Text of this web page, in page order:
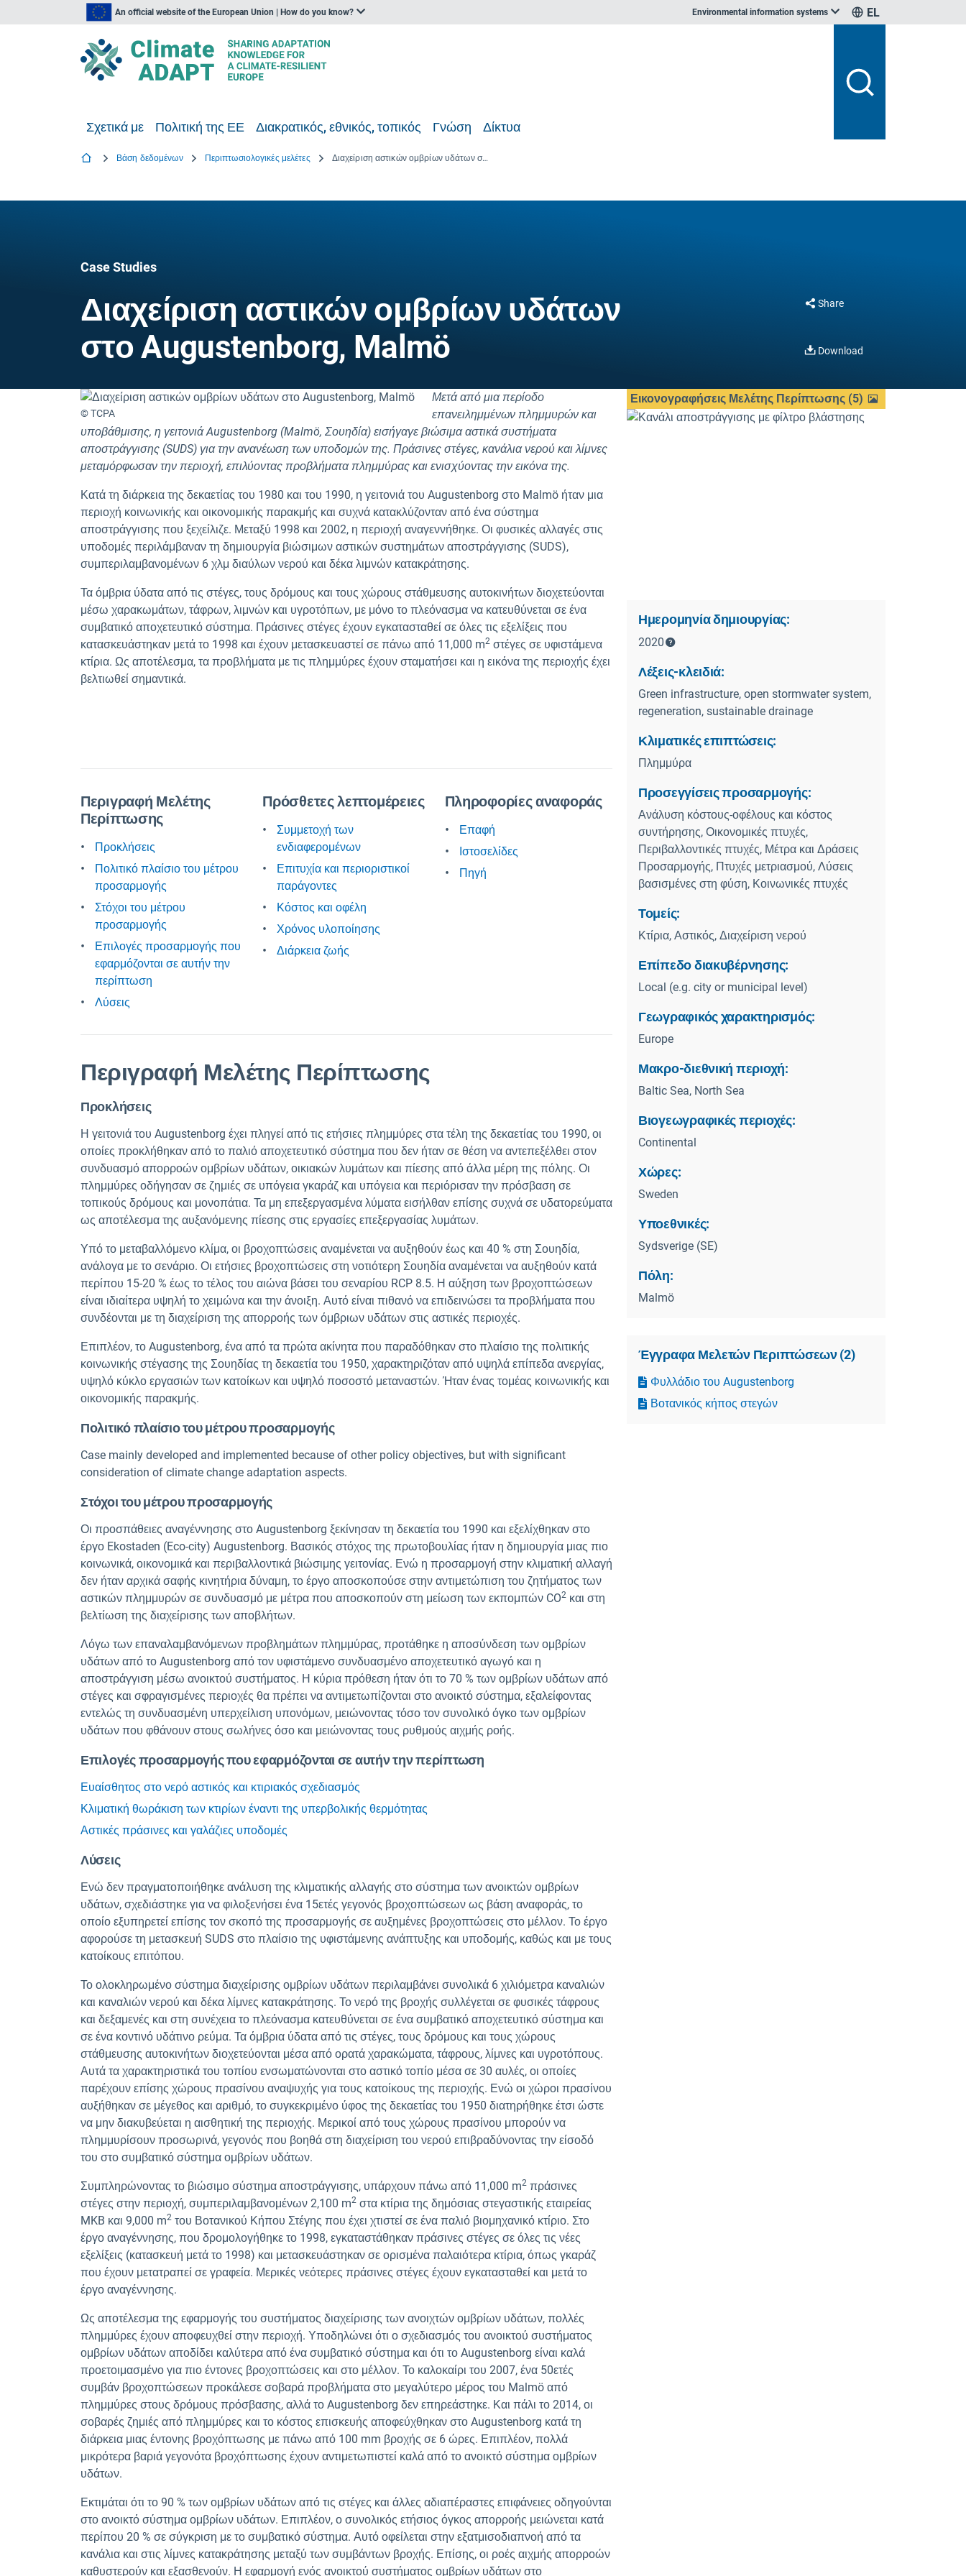
An official website of the European Union | How do you know? Environmental information systems EL
Σχετικά με Πολιτική της ΕΕ Διακρατικός, εθνικός, τοπικός Γνώση Δίκτυα
Βάση δεδομένων Περιπτωσιολογικές μελέτες Διαχείριση αστικών ομβρίων υδάτων στο Augustenborg, Malmö
Case Studies
Διαχείριση αστικών ομβρίων υδάτων
στο Augustenborg, Malmö
Share
Download
© TCPA
Μετά από μια περίοδο
επανειλημμένων πλημμυρών και
υποβάθμισης, η γειτονιά Augustenborg (Malmö, Σουηδία) εισήγαγε βιώσιμα αστικά συστήματα
αποστράγγισης (SUDS) για την ανανέωση των υποδομών της. Πράσινες στέγες, κανάλια νερού και λίμνες
μεταμόρφωσαν την περιοχή, επιλύοντας προβλήματα πλημμύρας και ενισχύοντας την εικόνα της.
Κατά τη διάρκεια της δεκαετίας του 1980 και του 1990, η γειτονιά του Augustenborg στο Malmö ήταν μια
περιοχή κοινωνικής και οικονομικής παρακμής και συχνά κατακλύζονταν από ένα σύστημα
αποστράγγισης που ξεχείλιζε. Μεταξύ 1998 και 2002, η περιοχή αναγεννήθηκε. Οι φυσικές αλλαγές στις
υποδομές περιλάμβαναν τη δημιουργία βιώσιμων αστικών συστημάτων αποστράγγισης (SUDS),
συμπεριλαμβανομένων 6 χλμ διαύλων νερού και δέκα λιμνών κατακράτησης.
Τα όμβρια ύδατα από τις στέγες, τους δρόμους και τους χώρους στάθμευσης αυτοκινήτων διοχετεύονται
μέσω χαρακωμάτων, τάφρων, λιμνών και υγροτόπων, με μόνο το πλεόνασμα να κατευθύνεται σε ένα
συμβατικό αποχετευτικό σύστημα. Πράσινες στέγες έχουν εγκατασταθεί σε όλες τις εξελίξεις που
κατασκευάστηκαν μετά το 1998 και έχουν μετασκευαστεί σε πάνω από 11,000 m2 στέγες σε υφιστάμενα
κτίρια. Ως αποτέλεσμα, τα προβλήματα με τις πλημμύρες έχουν σταματήσει και η εικόνα της περιοχής έχει
βελτιωθεί σημαντικά.
Περιγραφή Μελέτης
Περίπτωσης
Προκλήσεις
Πολιτικό πλαίσιο του μέτρου
προσαρμογής
Στόχοι του μέτρου
προσαρμογής
Επιλογές προσαρμογής που
εφαρμόζονται σε αυτήν την
περίπτωση
Λύσεις
Πρόσθετες λεπτομέρειες
Συμμετοχή των
ενδιαφερομένων
Επιτυχία και περιοριστικοί
παράγοντες
Κόστος και οφέλη
Χρόνος υλοποίησης
Διάρκεια ζωής
Πληροφορίες αναφοράς
Επαφή
Ιστοσελίδες
Πηγή
Περιγραφή Μελέτης Περίπτωσης
Προκλήσεις
Η γειτονιά του Augustenborg έχει πληγεί από τις ετήσιες πλημμύρες στα τέλη της δεκαετίας του 1990, οι
οποίες προκλήθηκαν από το παλιό αποχετευτικό σύστημα που δεν ήταν σε θέση να αντεπεξέλθει στον
συνδυασμό απορροών ομβρίων υδάτων, οικιακών λυμάτων και πίεσης από άλλα μέρη της πόλης. Οι
πλημμύρες οδήγησαν σε ζημιές σε υπόγεια γκαράζ και υπόγεια και περιόρισαν την πρόσβαση σε
τοπικούς δρόμους και μονοπάτια. Τα μη επεξεργασμένα λύματα εισήλθαν επίσης συχνά σε υδατορεύματα
ως αποτέλεσμα της αυξανόμενης πίεσης στις εργασίες επεξεργασίας λυμάτων.
Υπό το μεταβαλλόμενο κλίμα, οι βροχοπτώσεις αναμένεται να αυξηθούν έως και 40 % στη Σουηδία,
ανάλογα με το σενάριο. Οι ετήσιες βροχοπτώσεις στη νοτιότερη Σουηδία αναμένεται να αυξηθούν κατά
περίπου 15-20 % έως το τέλος του αιώνα βάσει του σεναρίου RCP 8.5. Η αύξηση των βροχοπτώσεων
είναι ιδιαίτερα υψηλή το χειμώνα και την άνοιξη. Αυτό είναι πιθανό να επιδεινώσει τα προβλήματα που
συνδέονται με τη διαχείριση της απορροής των όμβριων υδάτων στις αστικές περιοχές.
Επιπλέον, το Augustenborg, ένα από τα πρώτα ακίνητα που παραδόθηκαν στο πλαίσιο της πολιτικής
κοινωνικής στέγασης της Σουηδίας τη δεκαετία του 1950, χαρακτηριζόταν από υψηλά επίπεδα ανεργίας,
υψηλό κύκλο εργασιών των κατοίκων και υψηλό ποσοστό μεταναστών. Ήταν ένας τομέας κοινωνικής και
οικονομικής παρακμής.
Πολιτικό πλαίσιο του μέτρου προσαρμογής
Case mainly developed and implemented because of other policy objectives, but with significant
consideration of climate change adaptation aspects.
Στόχοι του μέτρου προσαρμογής
Οι προσπάθειες αναγέννησης στο Augustenborg ξεκίνησαν τη δεκαετία του 1990 και εξελίχθηκαν στο
έργο Ekostaden (Eco-city) Augustenborg. Βασικός στόχος της πρωτοβουλίας ήταν η δημιουργία μιας πιο
κοινωνικά, οικονομικά και περιβαλλοντικά βιώσιμης γειτονίας. Ενώ η προσαρμογή στην κλιματική αλλαγή
δεν ήταν αρχικά σαφής κινητήρια δύναμη, το έργο αποσκοπούσε στην αντιμετώπιση του ζητήματος των
αστικών πλημμυρών σε συνδυασμό με μέτρα που αποσκοπούν στη μείωση των εκπομπών CO2 και στη
βελτίωση της διαχείρισης των αποβλήτων.
Λόγω των επαναλαμβανόμενων προβλημάτων πλημμύρας, προτάθηκε η αποσύνδεση των ομβρίων
υδάτων από το Augustenborg από τον υφιστάμενο συνδυασμένο αποχετευτικό αγωγό και η
αποστράγγιση μέσω ανοικτού συστήματος. Η κύρια πρόθεση ήταν ότι το 70 % των ομβρίων υδάτων από
στέγες και σφραγισμένες περιοχές θα πρέπει να αντιμετωπίζονται στο ανοικτό σύστημα, εξαλείφοντας
εντελώς τη συνδυασμένη υπερχείλιση υπονόμων, μειώνοντας τόσο τον συνολικό όγκο των ομβρίων
υδάτων που φθάνουν στους σωλήνες όσο και μειώνοντας τους ρυθμούς αιχμής ροής.
Επιλογές προσαρμογής που εφαρμόζονται σε αυτήν την περίπτωση
Ευαίσθητος στο νερό αστικός και κτιριακός σχεδιασμός
Κλιματική θωράκιση των κτιρίων έναντι της υπερβολικής θερμότητας
Αστικές πράσινες και γαλάζιες υποδομές
Λύσεις
Ενώ δεν πραγματοποιήθηκε ανάλυση της κλιματικής αλλαγής στο σύστημα των ανοικτών ομβρίων
υδάτων, σχεδιάστηκε για να φιλοξενήσει ένα 15ετές γεγονός βροχοπτώσεων ως βάση αναφοράς, το
οποίο εξυπηρετεί επίσης τον σκοπό της προσαρμογής σε αυξημένες βροχοπτώσεις στο μέλλον. Το έργο
αφορούσε τη μετασκευή SUDS στο πλαίσιο της υφιστάμενης ανάπτυξης και υποδομής, καθώς και με τους
κατοίκους επιτόπου.
Το ολοκληρωμένο σύστημα διαχείρισης ομβρίων υδάτων περιλαμβάνει συνολικά 6 χιλιόμετρα καναλιών
και καναλιών νερού και δέκα λίμνες κατακράτησης. Το νερό της βροχής συλλέγεται σε φυσικές τάφρους
και δεξαμενές και στη συνέχεια το πλεόνασμα κατευθύνεται σε ένα συμβατικό αποχετευτικό σύστημα και
σε ένα κοντινό υδάτινο ρεύμα. Τα όμβρια ύδατα από τις στέγες, τους δρόμους και τους χώρους
στάθμευσης αυτοκινήτων διοχετεύονται μέσα από ορατά χαρακώματα, τάφρους, λίμνες και υγροτόπους.
Αυτά τα χαρακτηριστικά του τοπίου ενσωματώνονται στο αστικό τοπίο μέσα σε 30 αυλές, οι οποίες
παρέχουν επίσης χώρους πρασίνου αναψυχής για τους κατοίκους της περιοχής. Ενώ οι χώροι πρασίνου
αυξήθηκαν σε μέγεθος και αριθμό, το συγκεκριμένο ύφος της δεκαετίας του 1950 διατηρήθηκε έτσι ώστε
να μην διακυβεύεται η αισθητική της περιοχής. Μερικοί από τους χώρους πρασίνου μπορούν να
πλημμυρίσουν προσωρινά, γεγονός που βοηθά στη διαχείριση του νερού επιβραδύνοντας την είσοδό
του στο συμβατικό σύστημα ομβρίων υδάτων.
Συμπληρώνοντας το βιώσιμο σύστημα αποστράγγισης, υπάρχουν πάνω από 11,000 m2 πράσινες
στέγες στην περιοχή, συμπεριλαμβανομένων 2,100 m2 στα κτίρια της δημόσιας στεγαστικής εταιρείας
MKB και 9,000 m2 του Βοτανικού Κήπου Στέγης που έχει χτιστεί σε ένα παλιό βιομηχανικό κτίριο. Στο
έργο αναγέννησης, που δρομολογήθηκε το 1998, εγκαταστάθηκαν πράσινες στέγες σε όλες τις νέες
εξελίξεις (κατασκευή μετά το 1998) και μετασκευάστηκαν σε ορισμένα παλαιότερα κτίρια, όπως γκαράζ
που έχουν μετατραπεί σε γραφεία. Μερικές νεότερες πράσινες στέγες έχουν εγκατασταθεί και μετά το
έργο αναγέννησης.
Ως αποτέλεσμα της εφαρμογής του συστήματος διαχείρισης των ανοιχτών ομβρίων υδάτων, πολλές
πλημμύρες έχουν αποφευχθεί στην περιοχή. Υποδηλώνει ότι ο σχεδιασμός του ανοικτού συστήματος
ομβρίων υδάτων αποδίδει καλύτερα από ένα συμβατικό σύστημα και ότι το Augustenborg είναι καλά
προετοιμασμένο για πιο έντονες βροχοπτώσεις και στο μέλλον. Το καλοκαίρι του 2007, ένα 50ετές
συμβάν βροχοπτώσεων προκάλεσε σοβαρά προβλήματα στο μεγαλύτερο μέρος του Malmö από
πλημμύρες στους δρόμους πρόσβασης, αλλά το Augustenborg δεν επηρεάστηκε. Και πάλι το 2014, οι
σοβαρές ζημιές από πλημμύρες και το κόστος επισκευής αποφεύχθηκαν στο Augustenborg κατά τη
διάρκεια μιας έντονης βροχόπτωσης με πάνω από 100 mm βροχής σε 6 ώρες. Επιπλέον, πολλά
μικρότερα βαριά γεγονότα βροχόπτωσης έχουν αντιμετωπιστεί καλά από το ανοικτό σύστημα ομβρίων
υδάτων.
Εκτιμάται ότι το 90 % των ομβρίων υδάτων από τις στέγες και άλλες αδιαπέραστες επιφάνειες οδηγούνται
στο ανοικτό σύστημα ομβρίων υδάτων. Επιπλέον, ο συνολικός ετήσιος όγκος απορροής μειώνεται κατά
περίπου 20 % σε σύγκριση με το συμβατικό σύστημα. Αυτό οφείλεται στην εξατμισοδιαπνοή από τα
κανάλια και στις λίμνες κατακράτησης μεταξύ των συμβάντων βροχής. Επίσης, οι ροές αιχμής απορροών
καθυστερούν και εξασθενούν. Η εφαρμογή ενός ανοικτού συστήματος ομβρίων υδάτων στο
Εικονογραφήσεις Μελέτης Περίπτωσης(5)
Ημερομηνία δημιουργίας:
2020
Λέξεις-κλειδιά:
Green infrastructure, open stormwater system,
regeneration, sustainable drainage
Κλιματικές επιπτώσεις:
Πλημμύρα
Προσεγγίσεις προσαρμογής:
Ανάλυση κόστους-οφέλους και κόστος
συντήρησης, Οικονομικές πτυχές,
Περιβαλλοντικές πτυχές, Μέτρα και Δράσεις
Προσαρμογής, Πτυχές μετριασμού, Λύσεις
βασισμένες στη φύση, Κοινωνικές πτυχές
Τομείς:
Κτίρια, Αστικός, Διαχείριση νερού
Επίπεδο διακυβέρνησης:
Local (e.g. city or municipal level)
Γεωγραφικός χαρακτηρισμός:
Europe
Μακρο-διεθνική περιοχή:
Baltic Sea, North Sea
Βιογεωγραφικές περιοχές:
Continental
Χώρες:
Sweden
Υποεθνικές:
Sydsverige (SE)
Πόλη:
Malmö
Έγγραφα Μελετών Περιπτώσεων (2)
Φυλλάδιο του Augustenborg
Βοτανικός κήπος στεγών